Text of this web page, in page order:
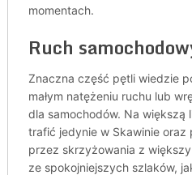
momentach.
Ruch
Znaczna część pętli wiedzie
małym natężeniu ruchu lub
dla samochodów. Na większą
trafić jedynie w Skawinie
przez skrzyżowania z
ze spokojniejszych szlaków,